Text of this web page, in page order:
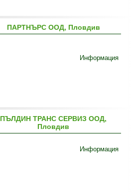
ПАРТНЪРС ООД, Пловдив
Информация
ПЪЛДИН ТРАНС СЕРВИЗ ООД,
Пловдив
Информация